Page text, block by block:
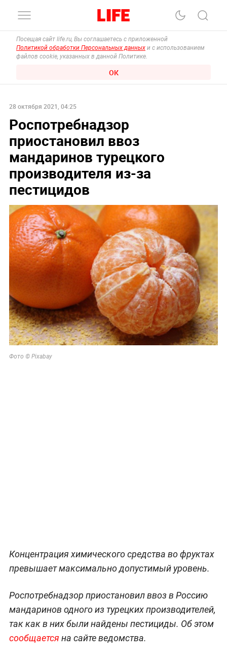
Посещая сайт life.ru, Вы соглашаетесь с приложенной
Политикой обработки Персональных данных и с использованием
файлов cookie, указанных в данной Политике.
ОК
28 октября 2021, 04:25
Роспотребнадзор
приостановил ввоз
мандаринов турецкого
производителя из-за
пестицидов
Фото © Pixabay
Концентрация химического средства во фруктах
превышает максимально допустимый уровень.
Роспотребнадзор приостановил ввоз в Россию
мандаринов одного из турецких производителей,
так как в них были найдены пестициды. Об этом
сообщается на сайте ведомства.